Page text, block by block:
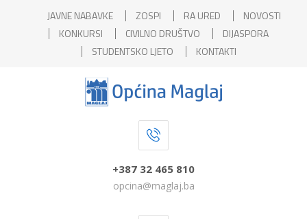
JAVNE NABAVKE ZOSPI RA URED
NOVOSTI
KONKURSI
CIVILNO DRUŠTVO
DIJASPORA
STUDENTSKO LJETO
KONTAKTI
+387 32 465 810
opcina@maglaj.ba